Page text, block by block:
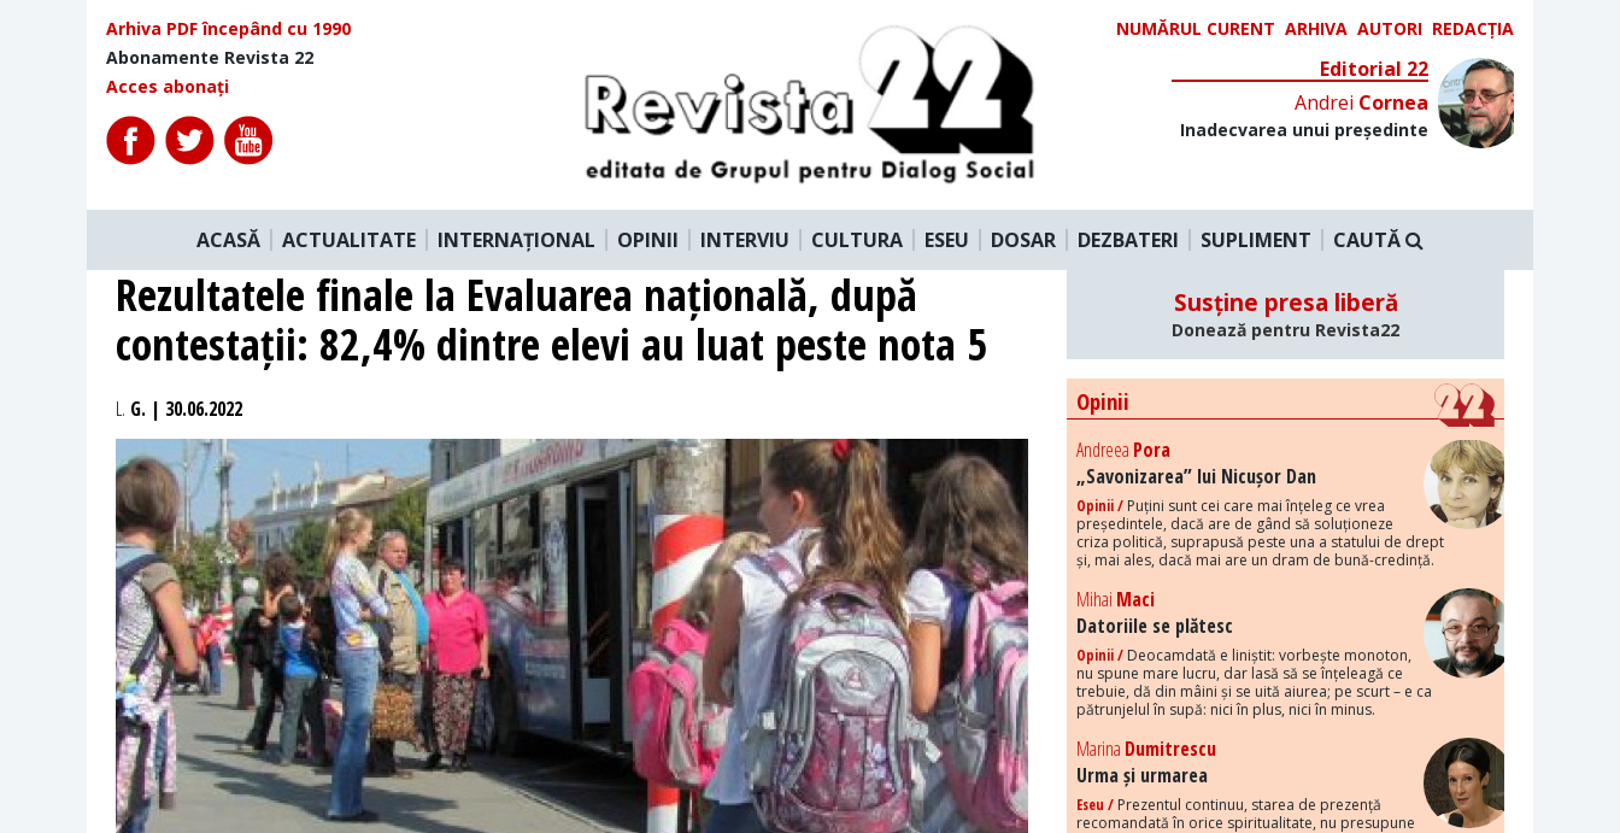
Arhiva PDF începând cu 1990
Abonamente Revista 22
Acces abonați
NUMĂRUL CURENT ARHIVA AUTORI REDACȚIA
Editorial 22
Andrei Cornea
Inadecvarea unui președinte
ACASĂ ACTUALITATE INTERNAȚIONAL OPINII INTERVIU CULTURA ESEU DOSAR DEZBATERI SUPLIMENT CAUTĂ
Rezultatele finale la Evaluarea națională, după
contestații: 82,4% dintre elevi au luat peste nota 5
L. G. | 30.06.2022
Susține presa liberă
Donează pentru Revista22
Opinii
Andreea Pora
„Savonizarea” lui Nicușor Dan
Opinii / Puțini sunt cei care mai înțeleg ce vrea
președintele, dacă are de gând să soluționeze
criza politică, suprapusă peste una a statului de drept
și, mai ales, dacă mai are un dram de bună-credință.
Mihai Maci
Datoriile se plătesc
Opinii / Deocamdată e liniștit: vorbește monoton,
nu spune mare lucru, dar lasă să se înțeleagă ce
trebuie, dă din mâini și se uită aiurea; pe scurt – e ca
pătrunjelul în supă: nici în plus, nici în minus.
Marina Dumitrescu
Urma și urmarea
Eseu / Prezentul continuu, starea de prezență
recomandată în orice spiritualitate, nu presupune